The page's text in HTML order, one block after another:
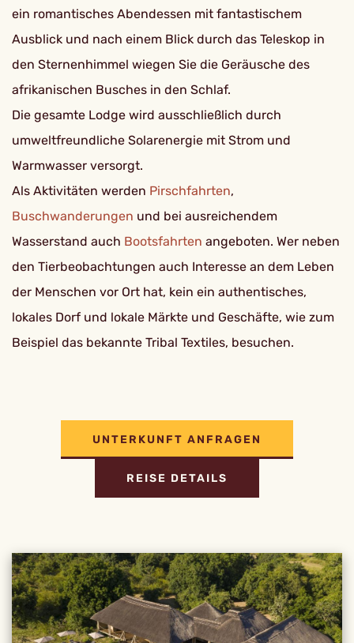
ein romantisches Abendessen mit fantastischem
Ausblick und nach einem Blick durch das Teleskop in
den Sternenhimmel wiegen Sie die Geräusche des
afrikanischen Busches in den Schlaf.
Die gesamte Lodge wird ausschließlich durch
umweltfreundliche Solarenergie mit Strom und
Warmwasser versorgt.
Als Aktivitäten werden Pirschfahrten,
Buschwanderungen und bei ausreichendem
Wasserstand auch Bootsfahrten angeboten. Wer neben
den Tierbeobachtungen auch Interesse an dem Leben
der Menschen vor Ort hat, kein ein authentisches,
lokales Dorf und lokale Märkte und Geschäfte, wie zum
Beispiel das bekannte Tribal Textiles, besuchen.
UNTERKUNFT ANFRAGEN
REISE DETAILS